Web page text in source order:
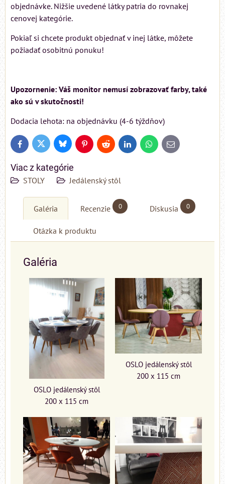
objednávke. Nižšie uvedené látky patria do rovnakej
cenovej kategórie.
Pokiaľ si chcete produkt objednať v inej látke, môžete
požiadať osobitnú ponuku!
Upozornenie: Váš monitor nemusí zobrazovať farby, také
ako sú v skutočnosti!
Dodacia lehota: na objednávku (4-6 týždňov)
FacebookTwitter BlueskyPinterestReddit LinkedInWhatsApp
E-
mail
Viac z kategórie
STOLY Jedálenský stôl
Galéria Recenzie 0 Diskusia 0
Otázka k produktu
Galéria
OSLO jedálenský stôl
200 x 115 cm
OSLO jedálenský stôl
200 x 115 cm